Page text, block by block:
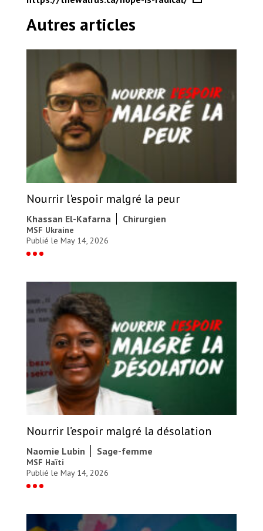
Autres articles
Nourrir l'espoir malgré la peur
Khassan El-Kafarna Chirurgien
MSF Ukraine
Publié le May 14, 2026
Nourrir l’espoir malgré la désolation
Naomie Lubin Sage-femme
MSF Haïti
Publié le May 14, 2026